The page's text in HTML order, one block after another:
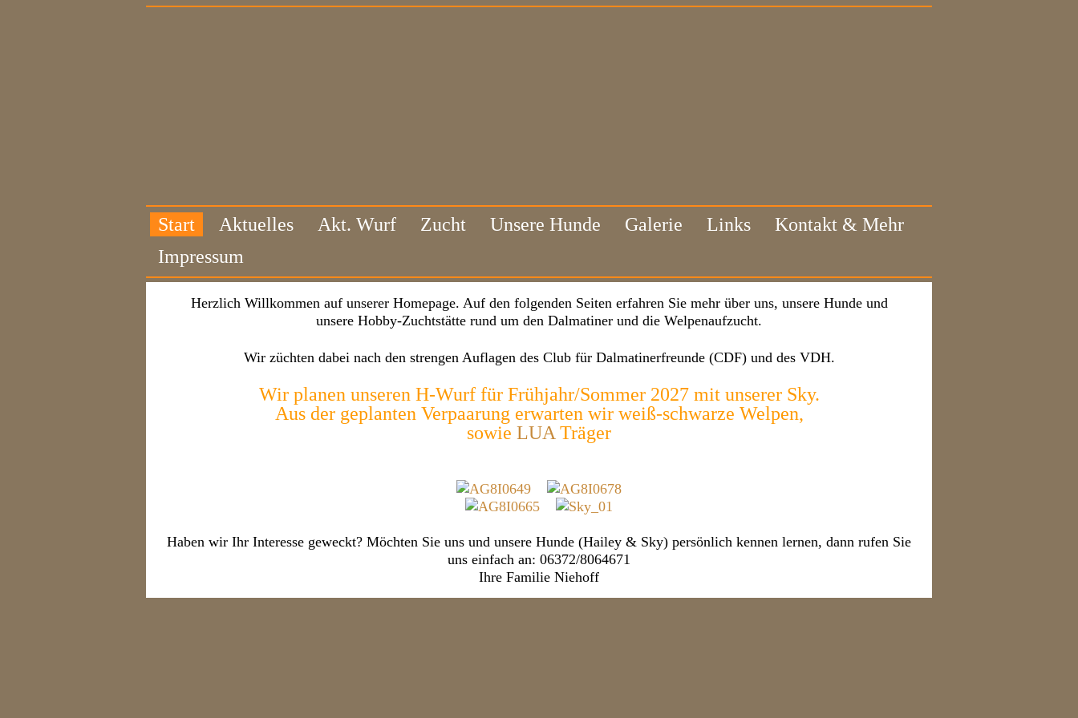
Start Aktuelles Akt. Wurf Zucht Unsere Hunde Galerie Links
Kontakt & Mehr
Impressum
Herzlich Willkommen auf unserer Homepage. Auf den folgenden Seiten erfahren Sie mehr über uns, unsere Hunde und
unsere Hobby-Zuchtstätte rund um den Dalmatiner und die Welpenaufzucht.
Wir züchten dabei nach den strengen Auflagen des Club für Dalmatinerfreunde (CDF) und des VDH.
Wir planen unseren H-Wurf für Frühjahr/Sommer 2027 mit unserer Sky.
Aus der geplanten Verpaarung erwarten wir weiß-schwarze Welpen,
sowie LUA Träger
Haben wir Ihr Interesse geweckt? Möchten Sie uns und unsere Hunde (Hailey & Sky) persönlich kennen lernen, dann rufen Sie
uns einfach an: 06372/8064671
Ihre Familie Niehoff